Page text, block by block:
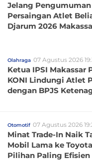
Jelang
Persaingan Atlet
Djarum 2026
Olahraga 07 Agustus 2026
Ketua IPSI Makassar
KONI Lindungi Atlet
dengan BPJS
Otomotif 07 Agustus 2026
Minat Trade-In Naik
Mobil Lama ke
Pilihan Paling Efisien